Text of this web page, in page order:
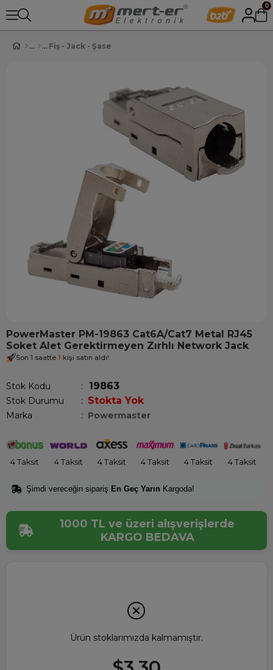
0
Fiş - Jack - Şase
PowerMaster PM-19863 Cat6A/Cat7 Metal RJ45
Soket Alet Gerektirmeyen Zırhlı Network Jack
Son 1 saatte 1 kişi satın aldı!
Stok Kodu 19863
Stok Durumu : Stokta Yok
Marka : Powermaster
4 Taksit 4 Taksit 4 Taksit 4 Taksit 4 Taksit 4 Taksit
Şimdi vereceğin sipariş En Geç Yarın Kargoda!
1000 TL ve üzeri alışverişlerde
KARGO BEDAVA
Ürün stoklarımızda kalmamıştır.